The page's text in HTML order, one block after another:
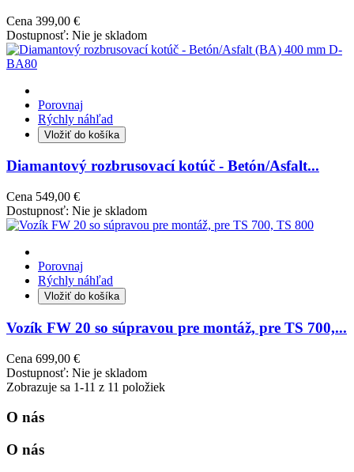
Cena 399,00 €
Dostupnosť: Nie je skladom
Porovnaj
Rýchly náhľad
Vložiť do košíka
Diamantový rozbrusovací kotúč - Betón/Asfalt...
Cena 549,00 €
Dostupnosť: Nie je skladom
Porovnaj
Rýchly náhľad
Vložiť do košíka
Vozík FW 20 so súpravou pre montáž, pre TS 700,...
Cena 699,00 €
Dostupnosť: Nie je skladom
Zobrazuje sa 1-11 z 11 položiek
O nás
O nás